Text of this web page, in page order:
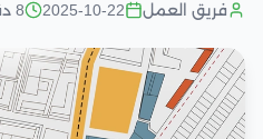
فريق العمل 2025-10-22 8 دقائق قراءة